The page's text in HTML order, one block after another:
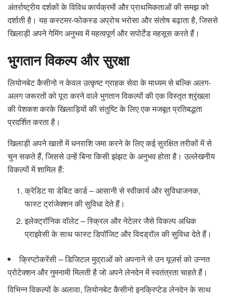
अंतर्राष्ट्रीय दर्शकों के विविध कार्यक्रमों और प्राथमिकताओं की समझ को
दर्शाती है। यह कस्टमर-फोकस्ड अप्रोच भरोसा और संतोष बढ़ाता है, जिससे
खिलाड़ी अपने गेमिंग अनुभव में महत्वपूर्ण और सपोर्टेड महसूस करते हैं।
भुगतान विकल्प और सुरक्षा
लियोनबेट कैसीनो न केवल उत्कृष्ट ग्राहक सेवा के माध्यम से बल्कि अलग-
अलग जरूरतों को पूरा करने वाले भुगतान विकल्पों की एक विस्तृत श्रृंखला
की पेशकश करके खिलाड़ियों की संतुष्टि के लिए एक मजबूत प्रतिबद्धता
प्रदर्शित करता है।
खिलाड़ी अपने खातों में धनराशि जमा करने के लिए कई सुरक्षित तरीकों में से
चुन सकते हैं, जिससे उन्हें बिना किसी झंझट के अनुभव होता है। उल्लेखनीय
विकल्पों में शामिल हैं:
क्रेडिट या डेबिट कार्ड – आसानी से स्वीकार्य और सुविधाजनक,
फास्ट ट्रांजेक्शन की सुविधा देते हैं।
इलेक्ट्रॉनिक वॉलेट – स्क्रिल और नेटेलर जैसे विकल्प अधिक
प्राइवेसी के साथ फास्ट डिपॉजिट और विदड्रॉल की सुविधा देते हैं।
क्रिप्टोकरेंसी – डिजिटल मुद्राओं को अपनाने से उन यूज़र्स को उन्नत
प्रोटेक्शन और गुमनामी मिलती है जो अपने लेनदेन में स्वतंत्रता चाहते हैं।
विभिन्न विकल्पों के अलावा, लियोनबेट कैसीनो इनक्रिप्टेड लेनदेन के साथ